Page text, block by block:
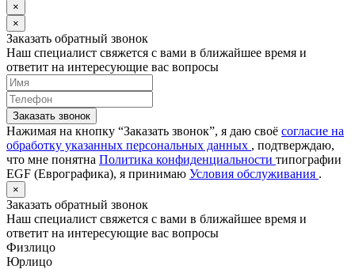
×
×
Заказать обратный звонок
Наш специалист свяжется с вами в ближайшее время и
ответит на интересующие вас вопросы
Заказать звонок
Нажимая на кнопку “Заказать звонок”, я даю своё согласие на
обработку указанных персональных данных , подтверждаю,
что мне понятна Политика конфиденциальности типографии
EGF (Еврографика), я принимаю Условия обслуживания .
×
Заказать обратный звонок
Наш специалист свяжется с вами в ближайшее время и
ответит на интересующие вас вопросы
Физлицо
Юрлицо